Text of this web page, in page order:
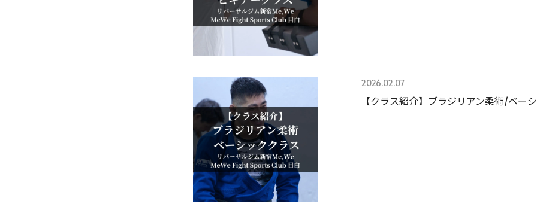
2026.02.07
【クラス紹介】ブラジリアン柔術/ベー